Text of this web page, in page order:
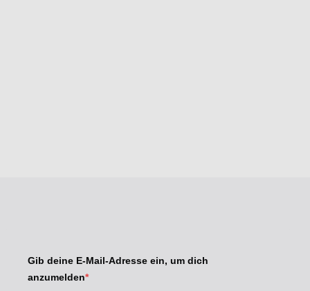
Gib deine E-Mail-Adresse ein, um dich
anzumelden